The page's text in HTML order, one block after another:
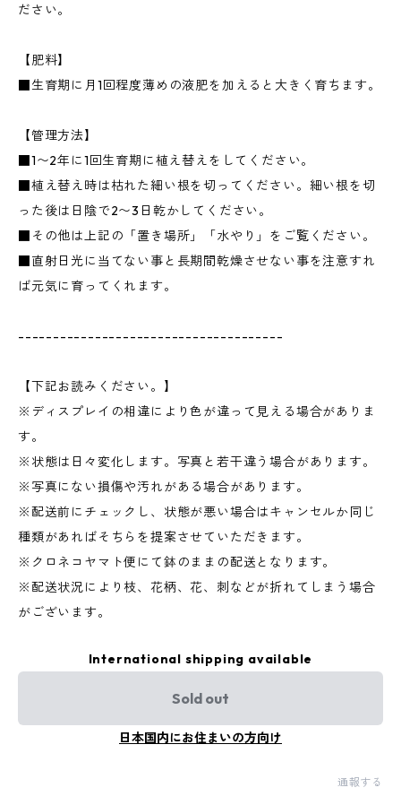
ださい。
【肥料】
■生育期に月1回程度薄めの液肥を加えると大きく育ちます。
【管理方法】
■1〜2年に1回生育期に植え替えをしてください。
■植え替え時は枯れた細い根を切ってください。細い根を切
った後は日陰で2〜3日乾かしてください。
■その他は上記の「置き場所」「水やり」をご覧ください。
■直射日光に当てない事と長期間乾燥させない事を注意すれ
ば元気に育ってくれます。
--------------------------------------
【下記お読みください。】
※ディスプレイの相違により色が違って見える場合がありま
す。
※状態は日々変化します。写真と若干違う場合があります。
※写真にない損傷や汚れがある場合があります。
※配送前にチェックし、状態が悪い場合はキャンセルか同じ
種類があればそちらを提案させていただきます。
※クロネコヤマト便にて鉢のままの配送となります。
※配送状況により枝、花柄、花、刺などが折れてしまう場合
がございます。
International shipping available
Sold out
日本国内にお住まいの方向け
通報する